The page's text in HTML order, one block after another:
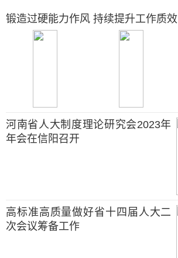
锻造过硬能力作风 持续提升工作质效
河南省人大制度理论研究会2023年
年会在信阳召开
高标准高质量做好省十四届人大二
次会议筹备工作